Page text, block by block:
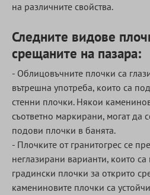
на различните свойства.
Следните видове
срещаните на пазара:
- Облицовъчните плочки са
вътрешна употреба, които са
стенни плочки. Някои
съответно маркирани, могат да
подови плочки в банята.
- Плочките от гранитогрес се
неглазирани варианти, които
градински плочки за открито
камениновите плочки са